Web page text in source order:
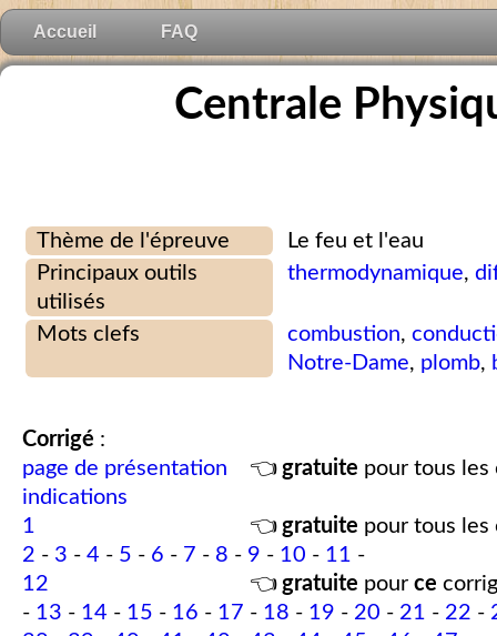
Accueil FAQ
Centrale
Thème de l'épreuve
Le feu et l'eau
Principaux outils
utilisés
thermodynamique,
Mots clefs combustion,
Notre-Dame, plomb,
Corrigé :
page de présentation
👈 gratuite pour tous les
indications
1
👈 gratuite pour tous les
2 - 3 - 4 - 5 - 6 - 7 - 8 - 9 - 10 - 11 -
12
👈 gratuite pour ce
- 13 - 14 - 15 - 16 - 17 - 18 - 19 - 20 - 21 - 22 -